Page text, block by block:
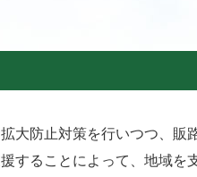
大防止対策を行いつつ、販
することによって、地域を